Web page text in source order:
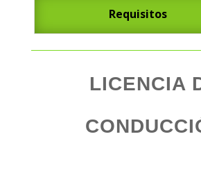
Requisitos
LICENCIA